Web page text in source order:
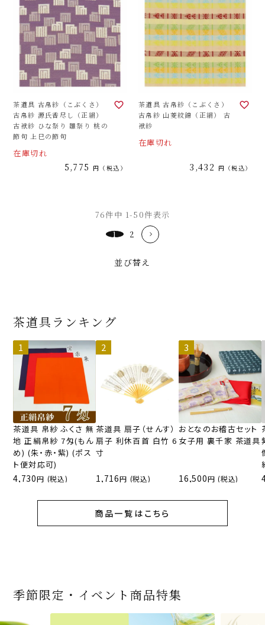
茶道具 古帛紗（こぶくさ）
古帛紗 源氏香尽し（正絹）
古袱紗 ひな祭り 雛祭り 桃の
節句 上巳の節句
在庫切れ
5,775 税込
茶道具 古帛紗（こぶくさ）
古帛紗 山菱紋錦（正絹） 古
袱紗
在庫切れ
3,432 税込
並び替え
76件中 1-50件表示
1 2
茶道具ランキング
茶道具 帛紗 ふくさ 無
地 正絹帛紗 7匁(もん
め) (朱・赤・紫) (ポス
ト便対応可)
4,730 (税込)
茶道具 扇子（せんす）
扇子 利休百首 白竹 6
寸
1,716 (税込)
おとなのお稽古セット
女子用 裏千家 茶道具
16,500 (税込)
商品一覧はこちら
季節限定・イベント商品特集